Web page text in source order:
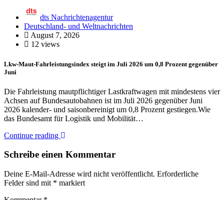
dts Nachrichtenagentur
Deutschland- und Weltnachrichten
August 7, 2026
12 views
Lkw-Maut-Fahrleistungsindex steigt im Juli 2026 um 0,8 Prozent gegenüber
Juni
Die Fahrleistung mautpflichtiger Lastkraftwagen mit mindestens vier
Achsen auf Bundesautobahnen ist im Juli 2026 gegenüber Juni
2026 kalender- und saisonbereinigt um 0,8 Prozent gestiegen.Wie
das Bundesamt für Logistik und Mobilität…
Continue reading
Schreibe einen Kommentar
Deine E-Mail-Adresse wird nicht veröffentlicht. Erforderliche
Felder sind mit * markiert